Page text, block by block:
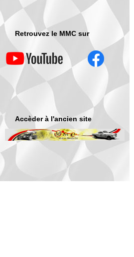
Retrouvez le MMC sur
Accèder à l'ancien site